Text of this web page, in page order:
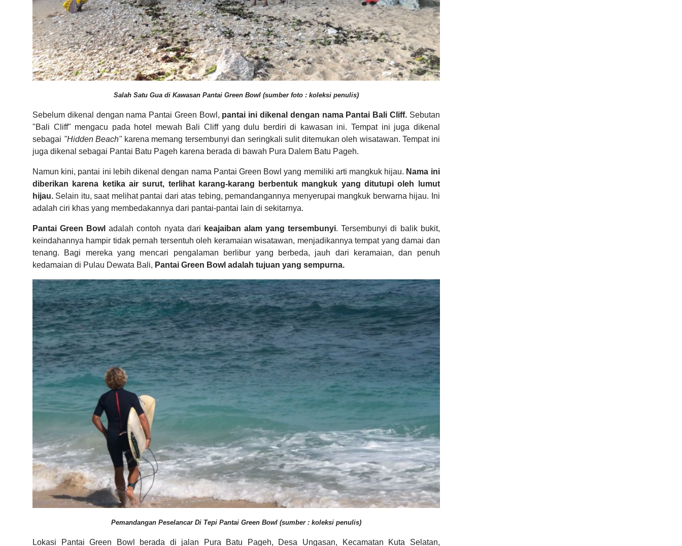
Salah Satu Gua di Kawasan Pantai Green Bowl (sumber foto : koleksi penulis)
Sebelum dikenal dengan nama Pantai Green Bowl, pantai ini dikenal dengan nama Pantai Bali Cliff.Sebutan
"Bali Cliff" mengacu pada hotel mewah Bali Cliff yang dulu berdiri di kawasan ini. Tempat ini juga dikenal
sebagai "Hidden Beach"karena memang tersembunyi dan seringkali sulit ditemukan oleh wisatawan. Tempat ini
juga dikenal sebagai Pantai Batu Pageh karena berada di bawah Pura Dalem Batu Pageh.
Namun kini, pantai ini lebih dikenal dengan nama Pantai Green Bowl yang memiliki arti mangkuk hijau. Nama ini
diberikan karena ketika air surut, terlihat karang-karang berbentuk mangkuk yang ditutupi oleh lumut
hijau. Selain itu, saat melihat pantai dari atas tebing, pemandangannya menyerupai mangkuk berwarna hijau. Ini
adalah ciri khas yang membedakannya dari pantai-pantai lain di sekitarnya.
Pantai Green Bowl adalah contoh nyata dari keajaiban alam yang tersembunyi. Tersembunyi di balik bukit,
keindahannya hampir tidak pernah tersentuh oleh keramaian wisatawan, menjadikannya tempat yang damai dan
tenang. Bagi mereka yang mencari pengalaman berlibur yang berbeda, jauh dari keramaian, dan penuh
kedamaian di Pulau Dewata Bali, Pantai Green Bowl adalah tujuan yang sempurna.
Pemandangan Peselancar Di Tepi Pantai Green Bowl (sumber : koleksi penulis)
Lokasi Pantai Green Bowl berada di jalan Pura Batu Pageh, Desa Ungasan, Kecamatan Kuta Selatan,